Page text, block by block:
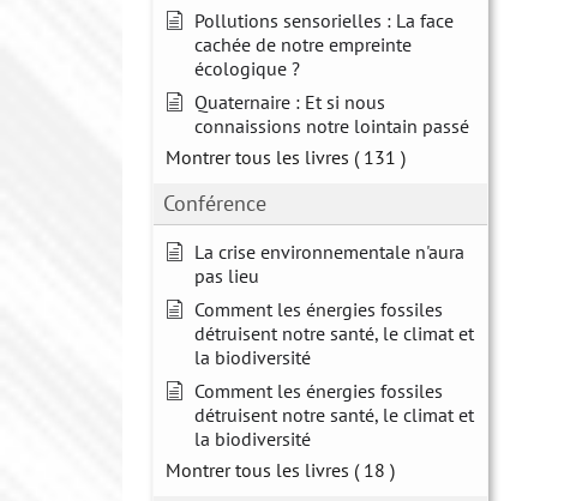
Pollutions sensorielles : La face
cachée de notre empreinte
écologique ?
Quaternaire : Et si nous
connaissions notre lointain passé
Montrer tous les livres ( 131 )
Conférence
La crise environnementale n'aura
pas lieu
Comment les énergies fossiles
détruisent notre santé, le climat et
la biodiversité
Comment les énergies fossiles
détruisent notre santé, le climat et
la biodiversité
Montrer tous les livres ( 18 )